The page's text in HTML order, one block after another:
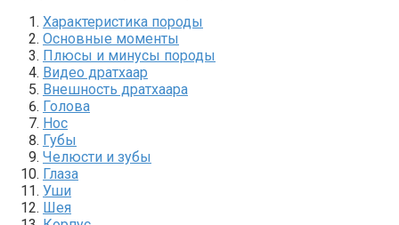
Характеристика породы
Основные моменты
Плюсы и минусы породы
Видео дратхаар
Внешность дратхаара
Голова
Нос
Губы
Челюсти и зубы
Глаза
Уши
Шея